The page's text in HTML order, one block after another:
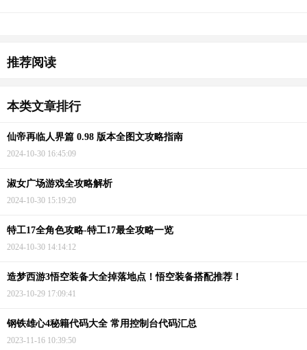
推荐阅读
本类文章排行
仙帝再临人界篇 0.98 版本全图文攻略指南
2024-10-30 16:45:09
淑女广场游戏全攻略解析
2024-10-30 15:19:20
特工17全角色攻略-特工17最全攻略一览
2024-10-30 14:14:12
造梦西游3悟空装备大全掉落地点！悟空装备搭配推荐！
2023-10-29 17:09:41
钢铁雄心4秘籍代码大全 常用控制台代码汇总
2023-11-16 10:39:50